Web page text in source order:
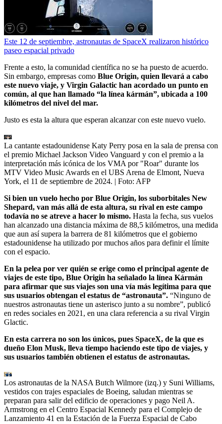
Este 12 de septiembre, astronautas de SpaceX realizaron histórico
paseo espacial privado
Frente a esto, la comunidad científica no se ha puesto de acuerdo.
Sin embargo, empresas como Blue Origin, quien llevará a cabo
este nuevo viaje, y Virgin Galactic han acordado un punto en
común, al que han llamado “la línea kármán”, ubicada a 100
kilómetros del nivel del mar.
Justo es esta la altura que esperan alcanzar con este nuevo vuelo.
La cantante estadounidense Katy Perry posa en la sala de prensa con
el premio Michael Jackson Video Vanguard y con el premio a la
interpretación más icónica de los VMA por "Roar" durante los
MTV Video Music Awards en el UBS Arena de Elmont, Nueva
York, el 11 de septiembre de 2024. | Foto: AFP
Si bien un vuelo hecho por Blue Origin, los suborbitales New
Shepard, van más allá de esta altura, su rival en este campo
todavía no se atreve a hacer lo mismo. Hasta la fecha, sus vuelos
han alcanzado una distancia máxima de 88,5 kilómetros, una medida
que aun así supera la barrera de 81 kilómetros que el gobierno
estadounidense ha utilizado por muchos años para definir el límite
con el espacio.
En la pelea por ver quién se erige como el principal agente de
viajes de este tipo, Blue Origin ha señalado la línea Kármán
para afirmar que sus viajes son una vía más legítima para que
sus usuarios obtengan el estatus de “astronauta”. “Ninguno de
nuestros astronautas tiene un asterisco junto a su nombre”, publicó
en redes sociales en 2021, en una clara referencia a su rival Virgin
Glactic.
En esta carrera no son los únicos, pues SpaceX, de la que es
dueño Elon Musk, lleva tiempo haciendo este tipo de viajes, y
sus usuarios también obtienen el estatus de astronautas.
Los astronautas de la NASA Butch Wilmore (izq.) y Suni Williams,
vestidos con trajes espaciales de Boeing, saludan mientras se
preparan para salir del edificio de operaciones y pago Neil A.
Armstrong en el Centro Espacial Kennedy para el Complejo de
Lanzamiento 41 en la Estación de la Fuerza Espacial de Cabo